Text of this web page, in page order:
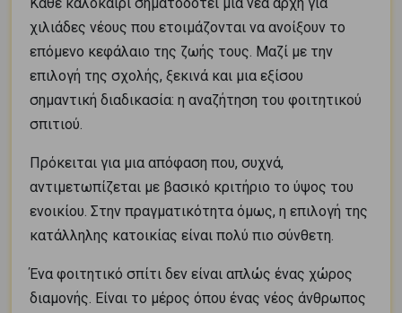
χιλιάδες νέους που ετοιμάζονται να ανοίξουν το
επόμενο κεφάλαιο της ζωής τους. Μαζί με την
επιλογή της σχολής, ξεκινά και μια εξίσου
σημαντική διαδικασία: η αναζήτηση του φοιτητικού
σπιτιού.
Πρόκειται για μια απόφαση που, συχνά,
αντιμετωπίζεται με βασικό κριτήριο το ύψος του
ενοικίου. Στην πραγματικότητα όμως, η επιλογή της
κατάλληλης κατοικίας είναι πολύ πιο σύνθετη.
Ένα φοιτητικό σπίτι δεν είναι απλώς ένας χώρος
διαμονής. Είναι το μέρος όπου ένας νέος άνθρωπος